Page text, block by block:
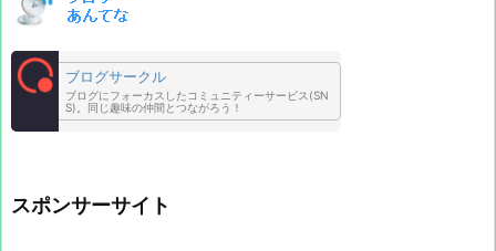
ブログサークル
ブログにフォーカスしたコミュニティーサービス(SN
S)。同じ趣味の仲間とつながろう！
スポンサーサイト